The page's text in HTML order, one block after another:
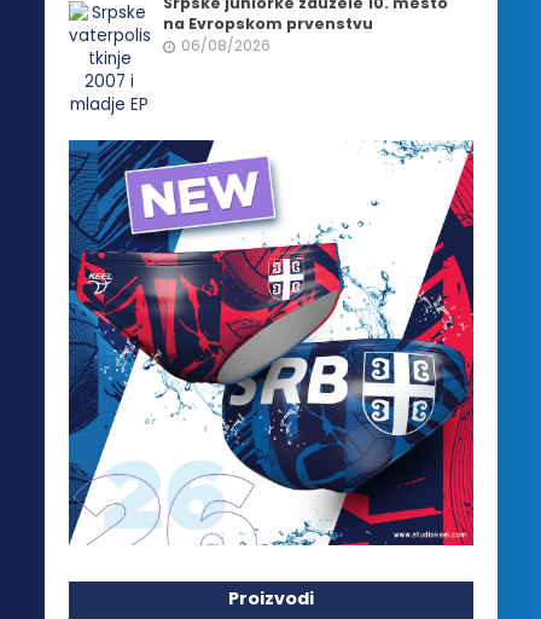
na Evropskom prvenstvu
06/08/2026
Proizvodi